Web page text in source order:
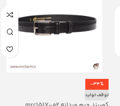
-34%
توقف تولید